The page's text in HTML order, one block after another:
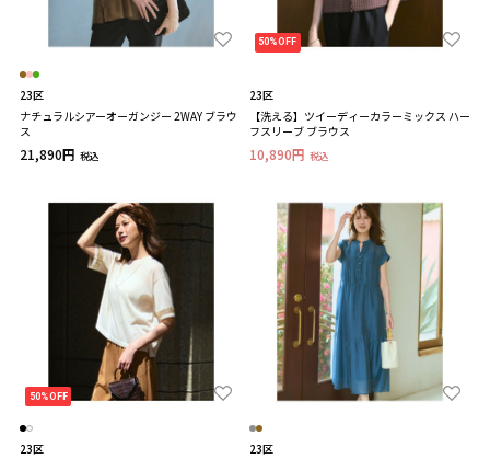
23区
ナチュラルシアーオーガンジー 2WAY ブラウ
ス
21,890円 税込
50%OFF
23区
【洗える】ツイーディーカラーミックス ハー
フスリーブ ブラウス
10,890円 税込
50%OFF
23区
23区